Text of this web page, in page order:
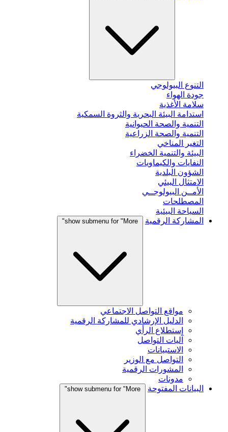
التنوع البيولوجي
جودة الهواء
سلامة الأغذية
استدامة البيئة البحرية والثروة السمكية
التنمية والصحة الحيوانية
التنمية والصحة الزراعية
التغير المناخي
البيئة والتنمية الخضراء
النفايات والكيماويات
الشؤون البلدية
الامتثال البيئي
الأمــن البيولوجــي
المصطلحات
السياحة البيئية
المشاركة الرقمية
show submenu for "More"
مواقع التواصل الاجتماعي
الدليل الإرشادي للمشاركة الرقمية
إستطلاع الرأي
آليات التواصل
الاستبيانات
التواصل مع الوزير
المشورات الرقمية
مدونات
البيانات المفتوحة
show submenu for "More"